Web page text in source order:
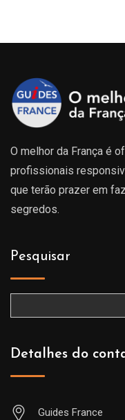
O melhor da França é
profissionais
que terão prazer em
segredos.
Pesquisar
Detalhes do
Guides France